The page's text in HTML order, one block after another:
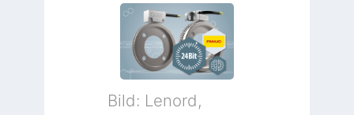
Bild: Lenord,